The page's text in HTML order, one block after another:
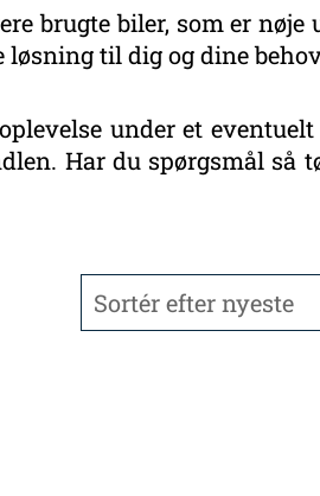
brugte biler, som er nøje
til dig og dine
under et
Har du spørgsmål så